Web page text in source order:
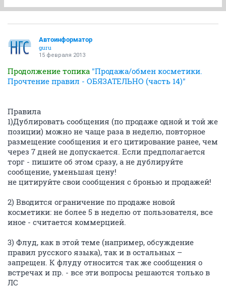
Автоинформатор
guru
15 февраля 2013
Продолжение топика "Продажа/обмен косметики.
Прочтение правил - ОБЯЗАТЕЛЬНО (часть 14)"
Правила
1)Дублировать сообщения (по продаже одной и той же
позиции) можно не чаще раза в неделю, повторное
размещение сообщения и его цитирование ранее, чем
через 7 дней не допускается. Если предполагается
торг - пишите об этом сразу, а не дублируйте
сообщение, уменьшая цену!
не цитируйте свои сообщения с бронью и продажей!
2) Вводится ограничение по продаже новой
косметики: не более 5 в неделю от пользователя, все
иное - считается коммерцией.
3) Флуд, как в этой теме (например, обсуждение
правил русского языка), так и в остальных –
запрещен. К флуду относится так же сообщения о
встречах и пр. - все эти вопросы решаются только в
ЛС